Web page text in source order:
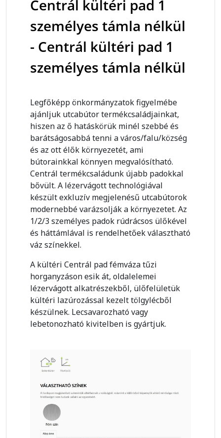
Centrál kültéri pad 1
személyes támla nélkül
- Centrál kültéri pad 1
személyes támla nélkül
Legfőképp önkormányzatok figyelmébe
ajánljuk utcabútor termékcsaládjainkat,
hiszen az ő hatáskörük minél szebbé és
barátságosabbá tenni a város/falu/község
és az ott élők környezetét, ami
bútorainkkal könnyen megvalósítható.
Centrál termékcsaládunk újabb padokkal
bővült. A lézervágott technológiával
készült exkluzív megjelenésű utcabútorok
modernebbé varázsolják a környezetet. Az
1/2/3 személyes padok rúdrácsos ülőkével
és háttámlával is rendelhetőek választható
váz színekkel.
A kültéri Centrál pad fémváza tűzi
horganyzáson esik át, oldalelemei
lézervágott alkatrészekből, ülőfelületük
kültéri lazúrozással kezelt tölgylécből
készülnek. Lecsavarozható vagy
lebetonozható kivitelben is gyártjuk.